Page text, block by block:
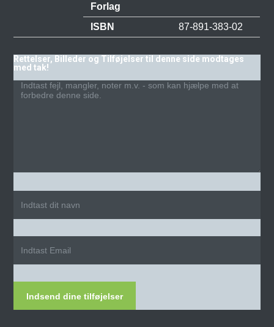
Forlag
ISBN
87-891-383-02
Rettelser, Billeder og Tilføjelser til denne side modtages
med tak!
Indsend dine tilføjelser